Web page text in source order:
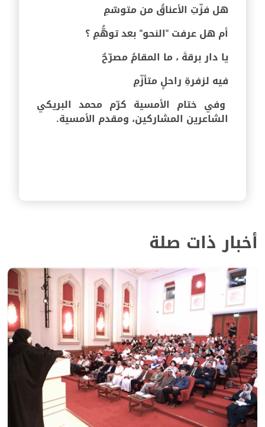
هل فزّتِ الأعناقُ من متوسّمِ
أم هل عرفت "النحو" بعد توهُّمِ ؟
يا دار برقةَ ، ما المقامُ مصرّحٌ
فيه لزفرةِ راحلٍ متأزّمِ
وفي ختام الأمسية كرّم محمد البريكي
الشاعرين المشاركين، ومقدم الأمسية.
أخبار ذات صلة